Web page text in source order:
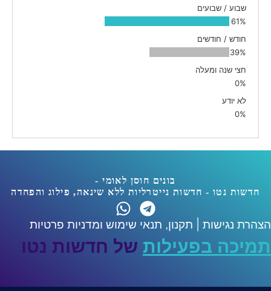
שבוע / שבועים
61%
חודש / חודשים
39%
חצי שנה ומעלה
0%
לא יודע
0%
בונים חוסן לאומי -
חדשות נטו - חדשות נייטרליות ללא שינאה, פילוג והפחדה
הצהרת נגישות תקנון, תנאי שימוש ומדניות פרטיות
תמיכה בפעילות של חדשות נטו